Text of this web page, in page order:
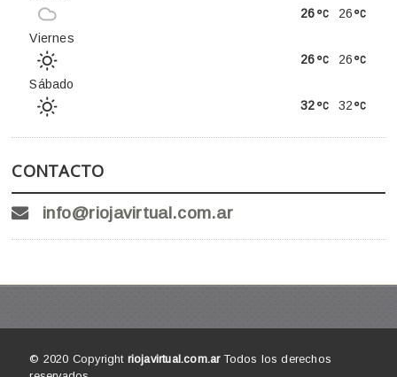
26
26
Viernes
26
26
Sábado
32
32
CONTACTO
info@riojavirtual.com.ar
© 2020 Copyright riojavirtual.com.arTodos los derechos